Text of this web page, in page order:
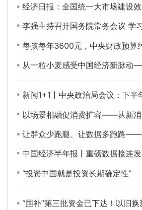
经济日报：全国统一大市场建设
李强主持召开国务院常务会议 学习贯彻习近平总书记关于上半年经济形势和做好下半
每孩每年3600元，中央财政预算约900亿元——国新办发布
从一粒小麦感受中国经济新脉动——半年
新闻1+1丨中央政治局会议：下半年
以场景相融促消费扩容——从新消费把脉经济
让群众少跑腿、让数据多跑路——不动产登记加快
中国经济半年报丨重磅数据接连发布 多维度带你看
“投资中国就是投资长期确定性”
“国补”第三批资金已下达！以旧换新后续